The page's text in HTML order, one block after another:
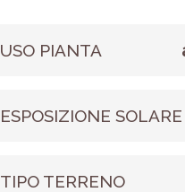
USO PIANTA
ESPOSIZIONE SOLARE
TIPO TERRENO